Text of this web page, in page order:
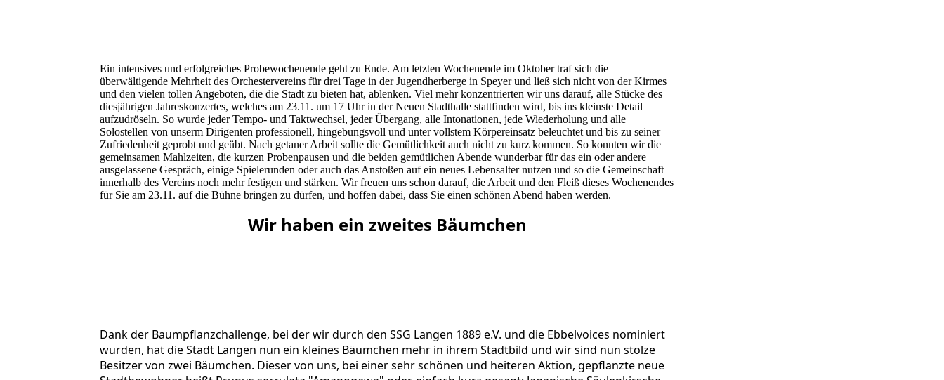
Ein intensives und erfolgreiches Probewochenende geht zu Ende. Am letzten Wochenende im Oktober traf sich die
überwältigende Mehrheit des Orchestervereins für drei Tage in der Jugendherberge in Speyer und ließ sich nicht von der Kirmes
und den vielen tollen Angeboten, die die Stadt zu bieten hat, ablenken. Viel mehr konzentrierten wir uns darauf, alle Stücke des
diesjährigen Jahreskonzertes, welches am 23.11. um 17 Uhr in der Neuen Stadthalle stattfinden wird, bis ins kleinste Detail
aufzudröseln. So wurde jeder Tempo- und Taktwechsel, jeder Übergang, alle Intonationen, jede Wiederholung und alle
Solostellen von unserm Dirigenten professionell, hingebungsvoll und unter vollstem Körpereinsatz beleuchtet und bis zu seiner
Zufriedenheit geprobt und geübt. Nach getaner Arbeit sollte die Gemütlichkeit auch nicht zu kurz kommen. So konnten wir die
gemeinsamen Mahlzeiten, die kurzen Probenpausen und die beiden gemütlichen Abende wunderbar für das ein oder andere
ausgelassene Gespräch, einige Spielerunden oder auch das Anstoßen auf ein neues Lebensalter nutzen und so die Gemeinschaft
innerhalb des Vereins noch mehr festigen und stärken. Wir freuen uns schon darauf, die Arbeit und den Fleiß dieses Wochenendes
für Sie am 23.11. auf die Bühne bringen zu dürfen, und hoffen dabei, dass Sie einen schönen Abend haben werden.
Wir haben ein zweites Bäumchen
Dank der Baumpflanzchallenge, bei der wir durch den SSG Langen 1889 e.V. und die Ebbelvoices nominiert
wurden, hat die Stadt Langen nun ein kleines Bäumchen mehr in ihrem Stadtbild und wir sind nun stolze
Besitzer von zwei Bäumchen. Dieser von uns, bei einer sehr schönen und heiteren Aktion, gepflanzte neue